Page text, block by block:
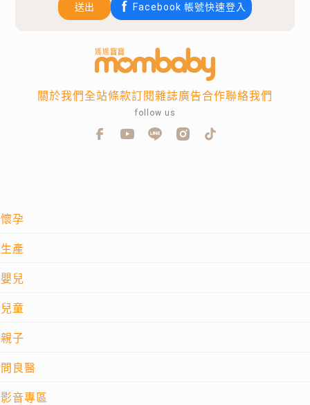
送出 Facebook 帳號快速登入
懷孕
生產
嬰兒
兒童
親子
問良醫
影音專區
關於我們全站條款訂閱雜誌廣告合作聯絡我們
follow us